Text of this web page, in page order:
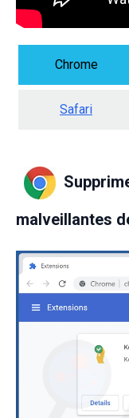
Chrome
Safari
malveillantes